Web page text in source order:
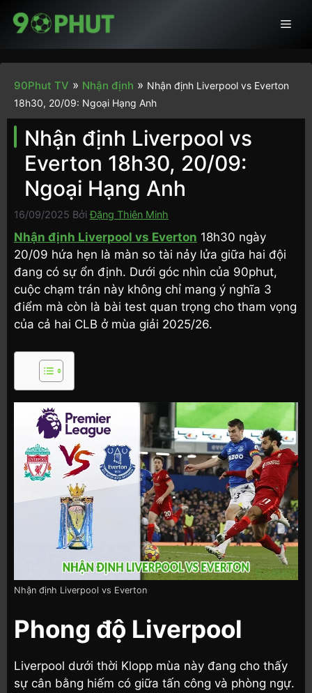
đến
dung
90Phut TV » Nhận định » Nhận định Liverpool vs Everton
18h30, 20/09: Ngoại Hạng Anh
Nhận định Liverpool vs
Everton 18h30, 20/09:
Ngoại Hạng Anh
16/09/2025 BởiĐặng Thiên Minh
Nhận định Liverpool vs Everton 18h30 ngày
20/09 hứa hẹn là màn so tài nảy lửa giữa hai đội
đang có sự ổn định. Dưới góc nhìn của 90phut,
cuộc chạm trán này không chỉ mang ý nghĩa 3
điểm mà còn là bài test quan trọng cho tham vọng
của cả hai CLB ở mùa giải 2025/26.
Nhận định Liverpool vs Everton
Phong độ Liverpool
Liverpool dưới thời Klopp mùa này đang cho thấy
sự cân bằng hiếm có giữa tấn công và phòng ngự.